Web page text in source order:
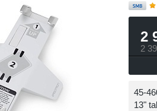
2
2
45-
13"